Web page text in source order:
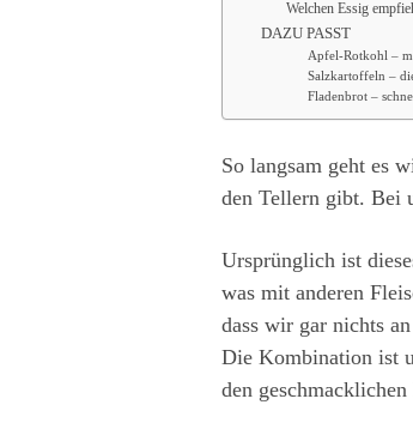
Welchen Essig
DAZU PASST
Apfel-Rotkohl –
Salzkartoffeln –
Fladenbrot –
So langsam geht es
den Tellern gibt. Bei
Ursprünglich ist
was mit anderen
dass wir gar nichts
Die Kombination ist
den